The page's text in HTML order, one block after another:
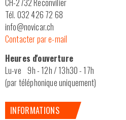
CH-2732 Reconvilier
Tél. 032 426 72 68
info@novicar.ch
Contacter par e-mail
Heures d'ouverture
Lu-ve 9h - 12h / 13h30 - 17h
(par téléphonique uniquement)
INFORMATIONS